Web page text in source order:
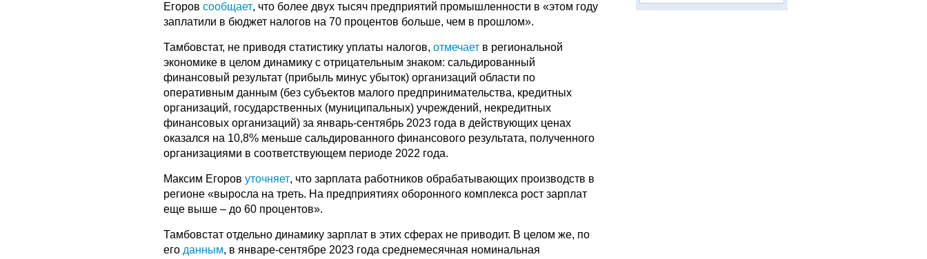
Егоровсообщает, что более двух тысяч предприятий промышленности в «этом году
заплатили в бюджет налогов на 70 процентов больше, чем в прошлом».
Тамбовстат, не приводя статистику уплаты налогов,отмечает в региональной
экономике в целом динамику с отрицательным знаком: сальдированный
финансовый результат (прибыль минус убыток) организаций области по
оперативным данным (без субъектов малого предпринимательства, кредитных
организаций, государственных (муниципальных) учреждений, некредитных
финансовых организаций) за январь-сентябрь 2023 года в действующих ценах
оказался на 10,8% меньше сальдированного финансового результата, полученного
организациями в соответствующем периоде 2022 года.
Максим Егоровуточняет, что зарплата работников обрабатывающих производств в
регионе «выросла на треть. На предприятиях оборонного комплекса рост зарплат
еще выше – до 60 процентов».
Тамбовстат отдельно динамику зарплат в этих сферах не приводит. В целом же, по
егоданным, в январе-сентябре 2023 года среднемесячная номинальная